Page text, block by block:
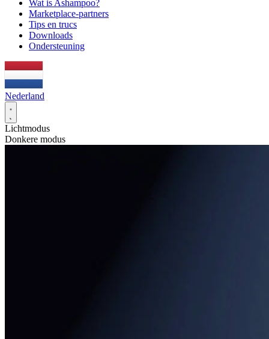
Wat is Ashampoo?
Marketplace-partners
Tips en trucs
Downloads
Ondersteuning
Nederland
Lichtmodus
Donkere modus